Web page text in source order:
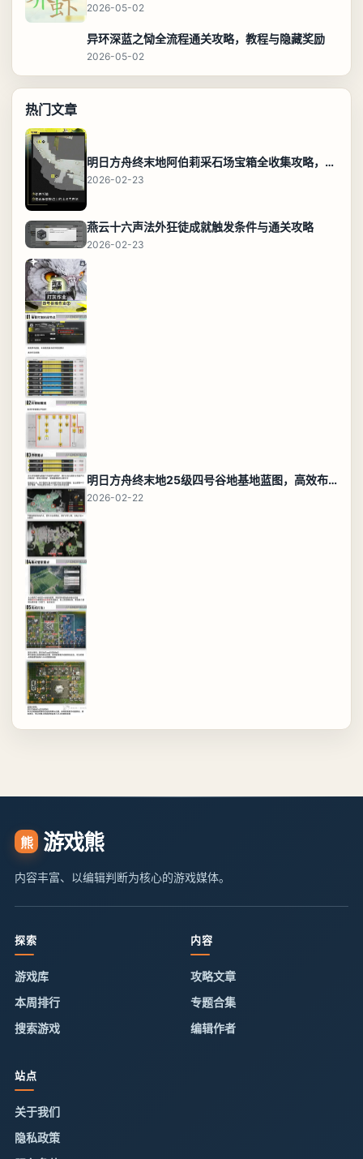
2026-05-02
异环深蓝之恸全流程通关攻略，教程与隐藏奖励
2026-05-02
热门文章
明日方舟终末地阿伯莉采石场宝箱全收集攻略，全点位分布图与路线
2026-02-23
燕云十六声法外狂徒成就触发条件与通关攻略
2026-02-23
明日方舟终末地25级四号谷地基地蓝图，高效布局规划
2026-02-22
熊 游戏熊
内容丰富、以编辑判断为核心的游戏媒体。
探索
游戏库
本周排行
搜索游戏
内容
攻略文章
专题合集
编辑作者
站点
关于我们
隐私政策